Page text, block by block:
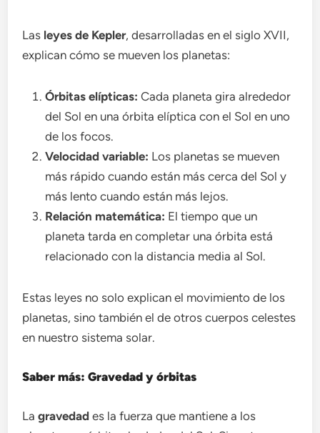
Las leyes de Kepler, desarrolladas en el siglo XVII,
explican cómo se mueven los planetas:
Órbitas elípticas: Cada planeta gira alrededor
del Sol en una órbita elíptica con el Sol en uno
de los focos.
Velocidad variable: Los planetas se mueven
más rápido cuando están más cerca del Sol y
más lento cuando están más lejos.
Relación matemática: El tiempo que un
planeta tarda en completar una órbita está
relacionado con la distancia media al Sol.
Estas leyes no solo explican el movimiento de los
planetas, sino también el de otros cuerpos celestes
en nuestro sistema solar.
Saber más: Gravedad y órbitas
Lagravedad es la fuerza que mantiene a los